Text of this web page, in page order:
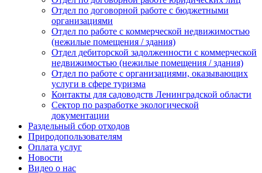
Отдел по договорной работе с бюджетными
организациями
Отдел по работе с коммерческой недвижимостью
(нежилые помещения / здания)
Отдел дебиторской задолженности с коммерческой
недвижимостью (нежилые помещения / здания)
Отдел по работе с организациями, оказывающих
услуги в сфере туризма
Контакты для садоводств Ленинградской области
Сектор по разработке экологической
документации
Раздельный сбор отходов
Природопользователям
Оплата услуг
Новости
Видео о нас